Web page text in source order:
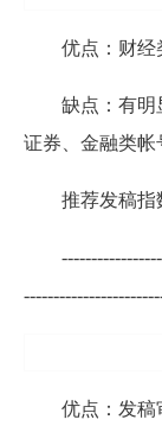
优点：财经
缺点：有明
证券、金融类帐
推荐发稿指
优点：发稿